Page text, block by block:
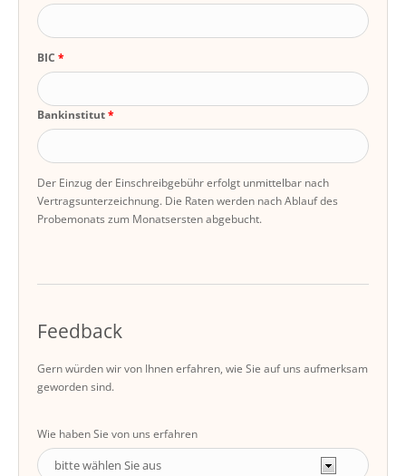
BIC
Bankinstitut
Der Einzug der Einschreibgebühr erfolgt unmittelbar nach
Vertragsunterzeichnung. Die Raten werden nach Ablauf des
Probemonats zum Monatsersten abgebucht.
Feedback
Gern würden wir von Ihnen erfahren, wie Sie auf uns aufmerksam
geworden sind.
Wie haben Sie von uns erfahren